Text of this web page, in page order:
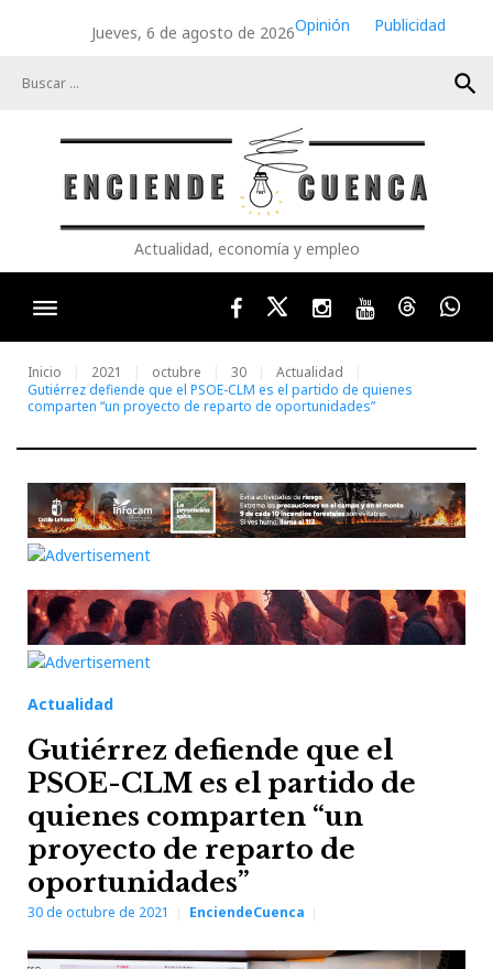
Jueves, 6 de agosto de 2026Opinión
Publicidad
search
Actualidad, economía y empleo
FacebookTwitterInstagram
YoutubeThreads
Inicio 2021 octubre 30
Actualidad
Gutiérrez defiende que el PSOE-CLM es el partido de quienes
comparten “un proyecto de reparto de oportunidades”
Actualidad
Gutiérrez defiende que el
PSOE-CLM es el partido de
quienes comparten “un
proyecto de reparto de
oportunidades”
30 de octubre de 2021 EnciendeCuenca